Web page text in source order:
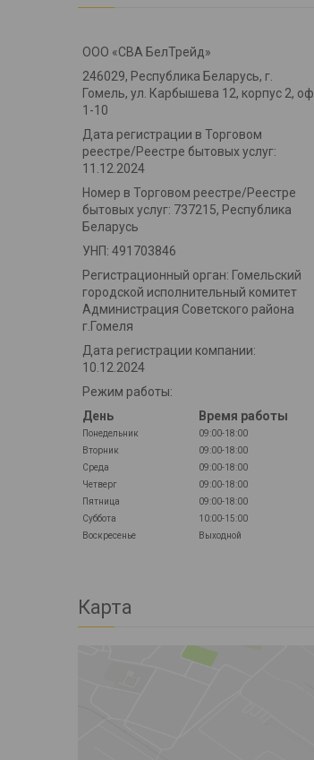
ООО «СВА БелТрейд»
246029, Республика Беларусь, г.
Гомель, ул. Карбышева 12, корпус 2, оф
1-10
Дата регистрации в Торговом
реестре/Реестре бытовых услуг:
11.12.2024
Номер в Торговом реестре/Реестре
бытовых услуг: 737215, Республика
Беларусь
УНП: 491703846
Регистрационный орган: Гомельский
городской исполнительный комитет
Администрация Советского района
г.Гомеля
Дата регистрации компании:
10.12.2024
Режим работы:
День
Время работы
Понедельник
09:00-18:00
Вторник
09:00-18:00
Среда
09:00-18:00
Четверг
09:00-18:00
Пятница
09:00-18:00
Суббота
10:00-15:00
Воскресенье
Выходной
Карта